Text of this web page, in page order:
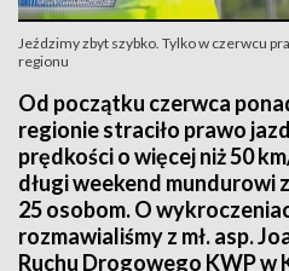
Jeździmy zbyt szybko. Tylko w czerwcu
regionu
Od początku czerwca
regionie straciło prawo
prędkości o więcej niż 50
długi weekend mundurowi
25 osobom. O
rozmawialiśmy z mł. asp.
Ruchu Drogowego KWP w